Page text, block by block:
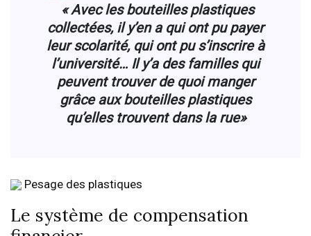
« Avec les bouteilles plastiques
collectées, il y’en a qui ont pu payer
leur scolarité, qui ont pu s’inscrire à
l’université… Il y’a des familles qui
peuvent trouver de quoi manger
grâce aux bouteilles plastiques
qu’elles trouvent dans la rue»
Pesage des plastiques
Le système de compensation